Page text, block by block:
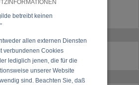
betreibt keinen
allen externen Diensten
verbundenen Cookies
lediglich jenen, die für die
unserer Website
sind. Beachten Sie, daß
- MaxiCD